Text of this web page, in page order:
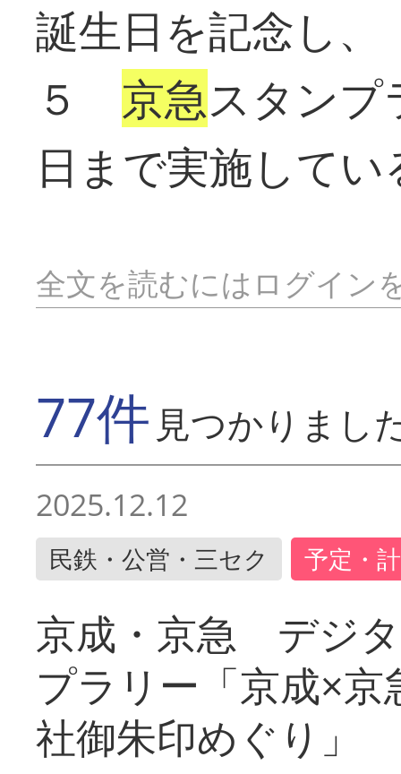
誕生日を記念し
５ 京急スタンプ
日まで実施してい
全文を読むにはログイン
77件 見つかりまし
2025.12.12
民鉄・公営・三セク 予定・
京成・京急 デジ
プラリー「京成×
社御朱印めぐり」